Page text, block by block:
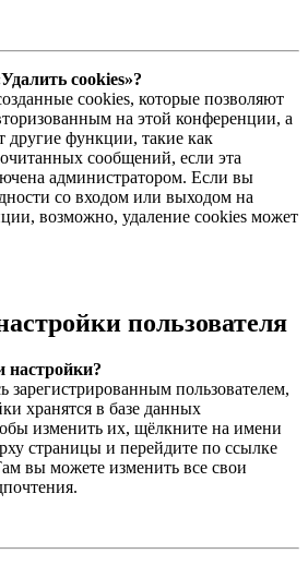
cookies»?
cookies, которые позволяют
на этой конференции, а
другие функции, такие как
сообщений, если эта
администратором. Если вы
со входом или выходом на
возможно, удаление cookies может
пользователя
настройки?
зарегистрированным пользователем,
хранятся в базе данных
изменить их, щёлкните на имени
страницы и перейдите по ссылке
вы можете изменить все свои